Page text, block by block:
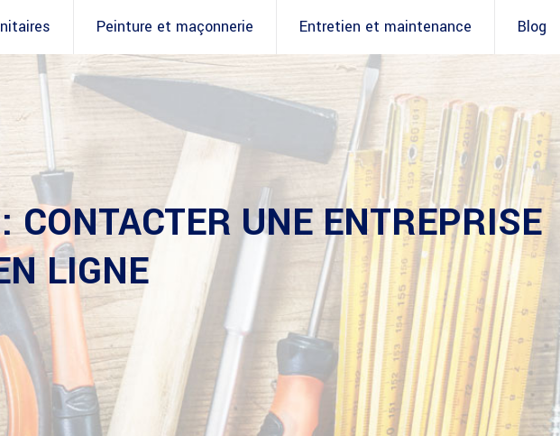
Peinture et maçonnerie Entretien et maintenance Blog
CONTACTER UNE ENTREPRISE
LIGNE